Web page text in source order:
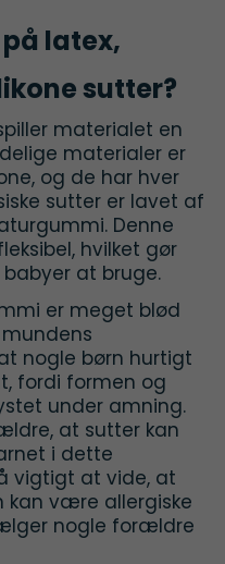
latex,
sutter?
materialet en
materialer er
og de har hver
sutter er lavet af
Denne
hvilket gør
at bruge.
er meget blød
nogle børn hurtigt
fordi formen og
under amning.
at sutter kan
i dette
vigtigt at vide, at
kan være allergiske
nogle forældre